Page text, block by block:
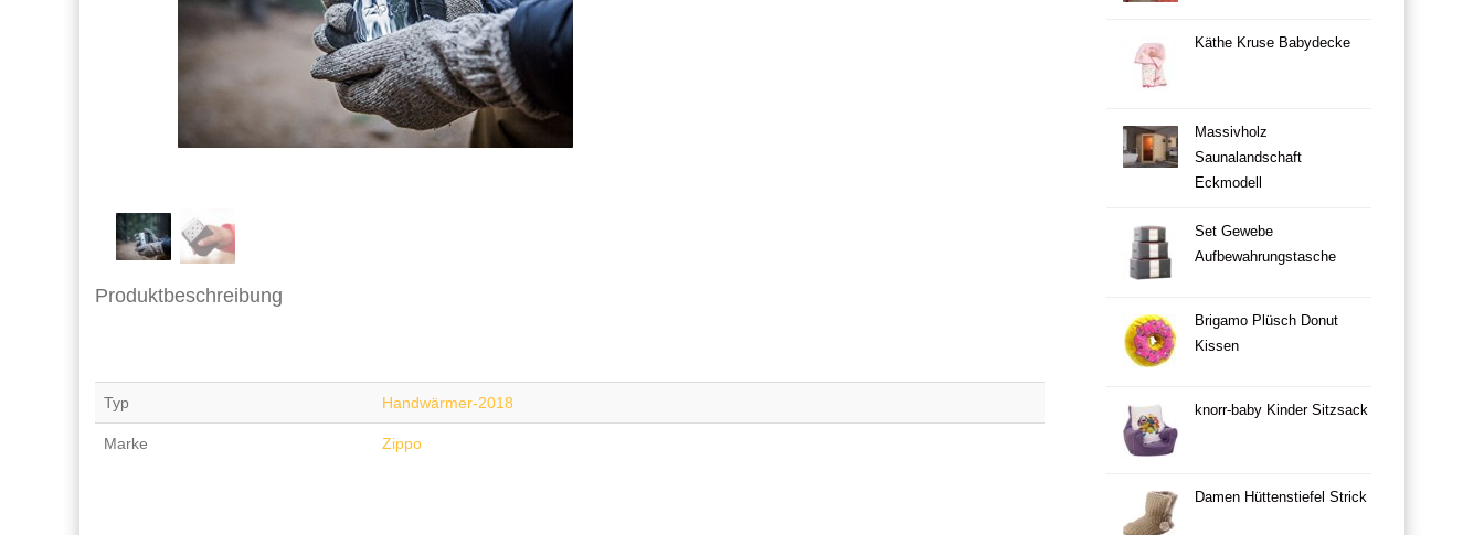
Produktbeschreibung
Typ Handwärmer-2018
Marke Zippo
Käthe Kruse Babydecke
Massivholz
Saunalandschaft
Eckmodell
Set Gewebe
Aufbewahrungstasche
Brigamo Plüsch Donut
Kissen
knorr-baby Kinder Sitzsack
Damen Hüttenstiefel Strick